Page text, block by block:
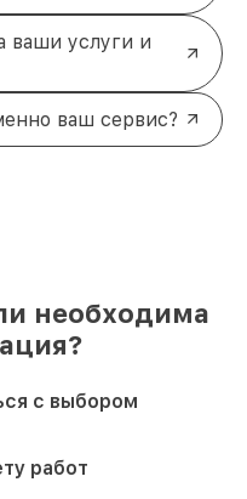
ваши услуги и
ваш сервис?
необходима
с выбором
работ